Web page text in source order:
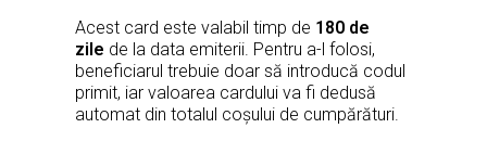
Acest card este valabil timp de 180 de
zile de la data emiterii. Pentru a-l folosi,
beneficiarul trebuie doar să introducă codul
primit, iar valoarea cardului va fi dedusă
automat din totalul coșului de cumpărături.